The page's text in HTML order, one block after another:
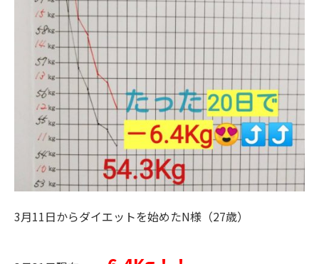
3月11日からダイエットを始めたN様（27歳）